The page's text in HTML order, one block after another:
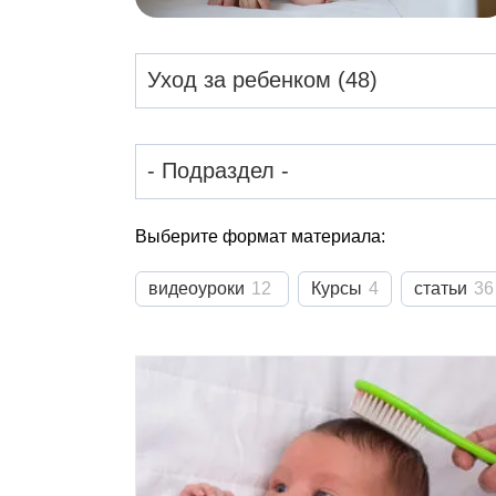
Выберите формат материала:
видеоуроки 12 Курсы 4 статьи 36